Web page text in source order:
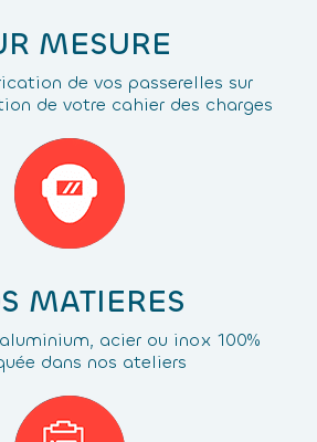
MESURE
de vos passerelles sur
de votre cahier des charges
MATIERES
acier ou inox 100%
dans nos ateliers